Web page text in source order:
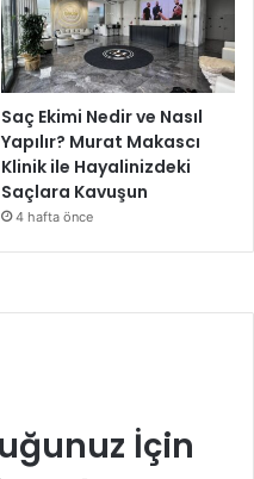
Saç Ekimi Nedir ve Nasıl
Yapılır? Murat Makascı
Klinik ile Hayalinizdeki
Saçlara Kavuşun
4 hafta önce